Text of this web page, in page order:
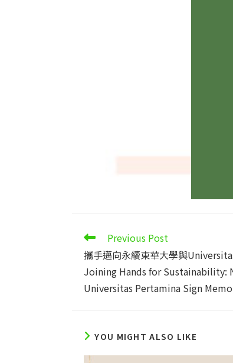
Read
more
articles
Previous Post
攜手邁向永續東華大學與
Joining Hands for Sustainability:
Universitas Pertamina Sign
YOU MIGHT ALSO LIKE